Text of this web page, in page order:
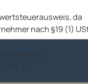
da
nach §19 (1)